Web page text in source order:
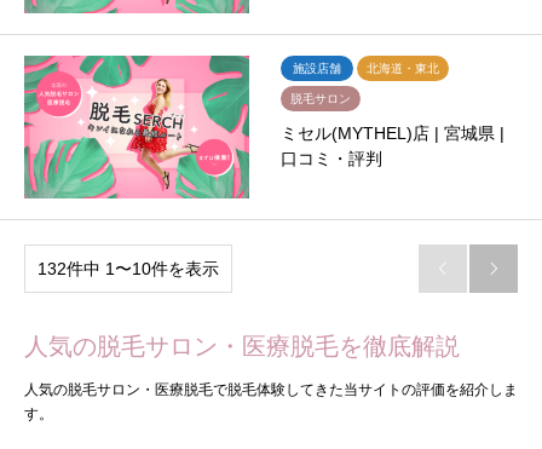
施設店舗 北海道・東北
脱毛サロン
ミセル(MYTHEL)店 | 宮城県 |
口コミ・評判
132件中 1〜10件を表示  
人気の脱毛サロン・医療脱毛を徹底解説
人気の脱毛サロン・医療脱毛で脱毛体験してきた当サイトの評価を紹介しま
す。